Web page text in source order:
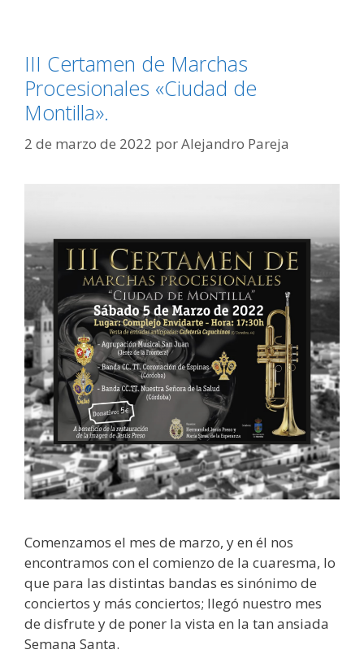
III Certamen de Marchas
Procesionales «Ciudad de
Montilla».
2 de marzo de 2022 porAlejandro Pareja
Comenzamos el mes de marzo, y en él nos
encontramos con el comienzo de la cuaresma, lo
que para las distintas bandas es sinónimo de
conciertos y más conciertos; llegó nuestro mes
de disfrute y de poner la vista en la tan ansiada
Semana Santa.